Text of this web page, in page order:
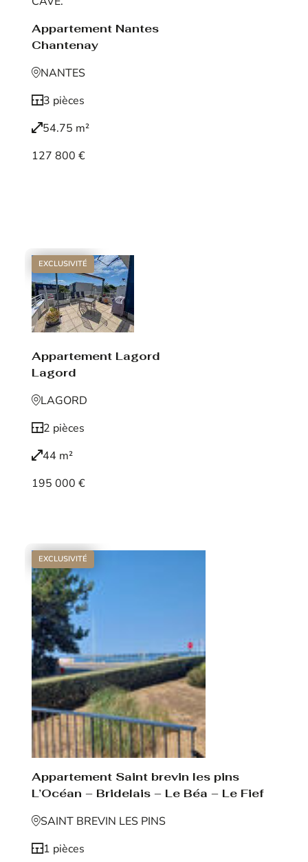
Appartement Nantes
Chantenay
NANTES
3 pièces
54.75 m²
127 800 €
EXCLUSIVITÉ
Appartement Lagord
Lagord
LAGORD
2 pièces
44 m²
195 000 €
EXCLUSIVITÉ
Appartement Saint brevin les pins
L’Océan – Bridelais – Le Béa – Le Fief
SAINT BREVIN LES PINS
1 pièces